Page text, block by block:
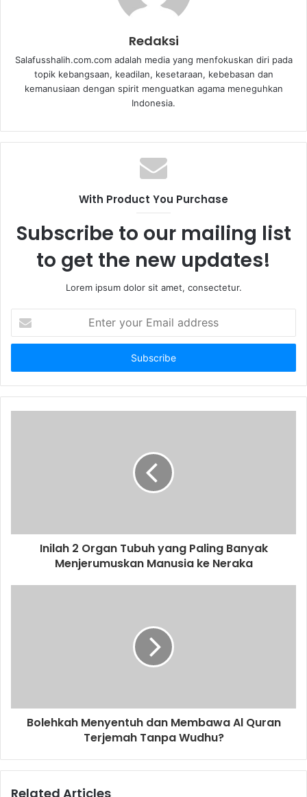
Redaksi
Salafusshalih.com.com adalah media yang menfokuskan diri pada
topik kebangsaan, keadilan, kesetaraan, kebebasan dan
kemanusiaan dengan spirit menguatkan agama meneguhkan
Indonesia.
With Product You Purchase
Subscribe to our mailing list
to get the new updates!
Lorem ipsum dolor sit amet, consectetur.
t
r
y
Inilah 2 Organ Tubuh yang Paling Banyak
Menjerumuskan Manusia ke Neraka
Bolehkah Menyentuh dan Membawa Al Quran
Terjemah Tanpa Wudhu?
Related Articles